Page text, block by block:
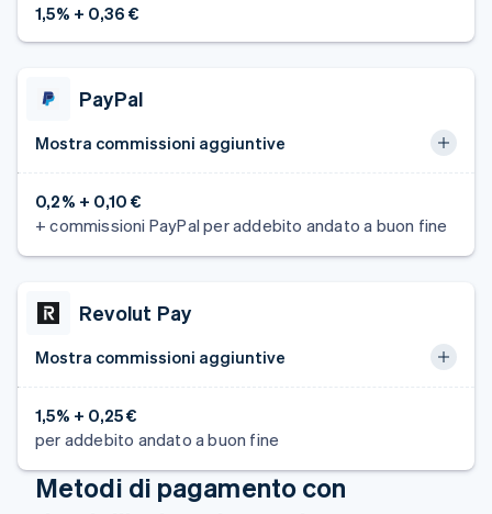
1,5% + 0,36 €
PayPal
0,2% + 0,10 €
+ commissioni PayPal per addebito andato a buon fine
Mostra commissioni aggiuntive
Revolut Pay
1,5% + 0,25 €
per addebito andato a buon fine
Mostra commissioni aggiuntive
Metodi di pagamento con